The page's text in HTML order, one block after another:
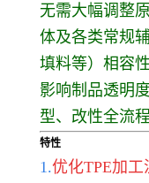
无需大幅调整
体及各类常规
填料等）相容
影响制品透明
型、改性全流
特性
1.优化TPE加工